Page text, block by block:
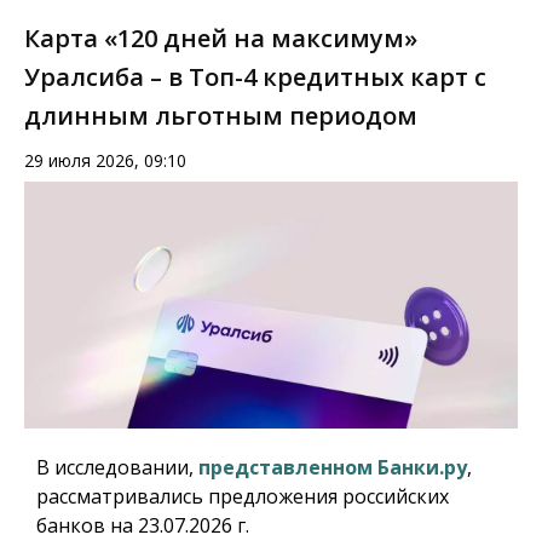
Карта «120 дней на максимум»
Уралсиба – в Топ-4 кредитных карт с
длинным льготным периодом
29 июля 2026, 09:10
В исследовании, представленном Банки.ру,
рассматривались предложения российских
банков на 23.07.2026 г.